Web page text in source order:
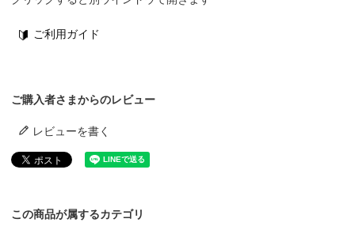
ご利用ガイド
ご購入者さまからのレビュー
レビューを書く
この商品が属するカテゴリ